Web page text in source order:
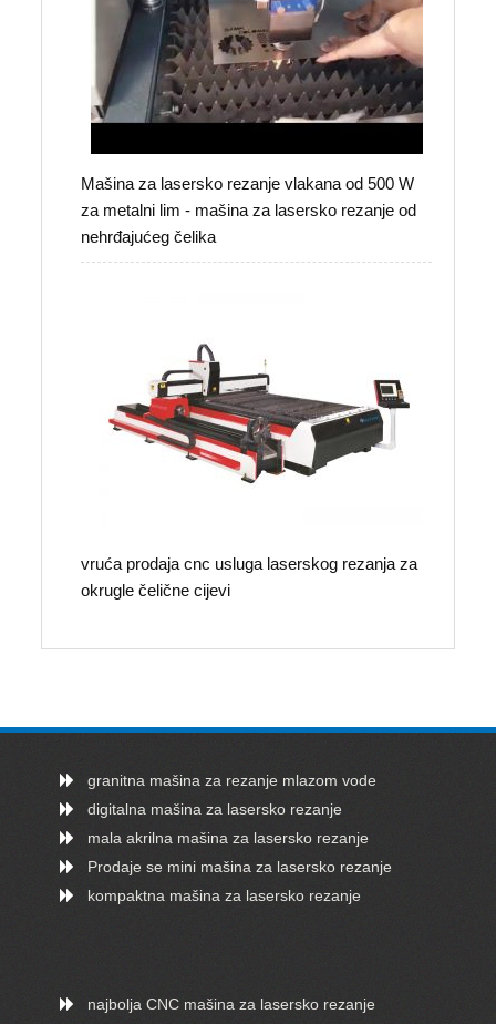
Mašina za lasersko rezanje vlakana od 500 W
za metalni lim - mašina za lasersko rezanje od
nehrđajućeg čelika
vruća prodaja cnc usluga laserskog rezanja za
okrugle čelične cijevi
granitna mašina za rezanje mlazom vode
digitalna mašina za lasersko rezanje
mala akrilna mašina za lasersko rezanje
Prodaje se mini mašina za lasersko rezanje
kompaktna mašina za lasersko rezanje
najbolja CNC mašina za lasersko rezanje